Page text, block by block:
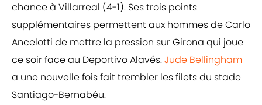
chance à Villarreal (4-1). Ses trois points
supplémentaires permettent aux hommes de Carlo
Ancelotti de mettre la pression sur Girona qui joue
ce soir face au Deportivo Alavés.Jude Bellingham
a une nouvelle fois fait trembler les filets du stade
Santiago-Bernabéu.